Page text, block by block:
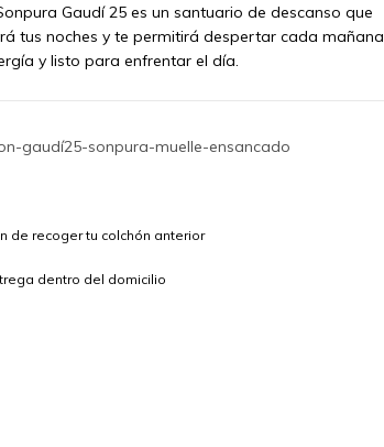
Gaudí 25 es un santuario de descanso que
tus noches y te permitirá despertar cada mañana
y listo para enfrentar el día.
gaudí25-sonpura-muelle-ensancado
de recoger tu colchón anterior
dentro del domicilio